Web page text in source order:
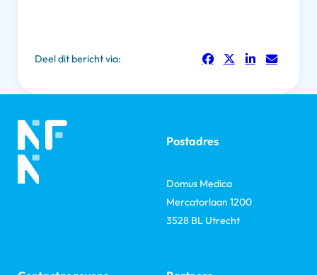
Deel dit bericht via:
Postadres
Domus Medica
Mercatorlaan 1200
3528 BL Utrecht